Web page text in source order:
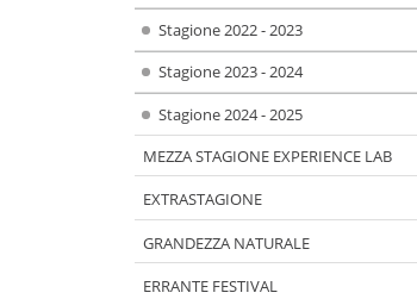
Stagione 2022 - 2023
Stagione 2023 - 2024
Stagione 2024 - 2025
MEZZA STAGIONE EXPERIENCE LAB
EXTRASTAGIONE
GRANDEZZA NATURALE
ERRANTE FESTIVAL